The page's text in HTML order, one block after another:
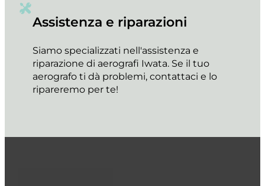
Assistenza e riparazioni
Siamo specializzati nell'assistenza e
riparazione di aerografi Iwata. Se il tuo
aerografo ti dà problemi, contattaci e lo
ripareremo per te!